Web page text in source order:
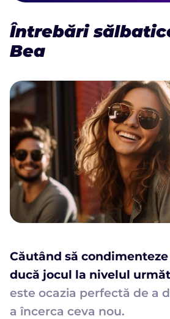
Întrebări
Bea
Căutând să
ducă jocul la nivelul
este ocazia perfectă de a
a încerca ceva nou.